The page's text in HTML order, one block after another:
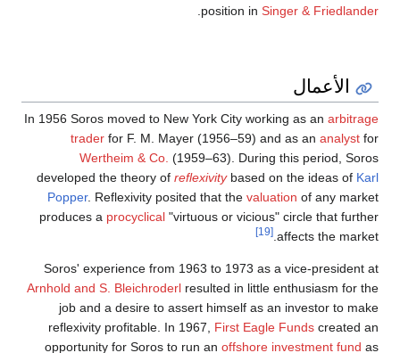
position in Singer & Friedlander
.
الأعمال
In 1956 Soros moved to New York City working as an arbitrage
trader for F. M. Mayer (1956–59) and as an analyst for
Wertheim & Co. (1959–63). During this period, Soros
developed the theory of reflexivitybased on the ideas of Karl
Popper. Reflexivity posited that the valuation of any market
produces a procyclical "virtuous or vicious" circle that further
affects the market.
[19]
Soros' experience from 1963 to 1973 as a vice-president at
Arnhold and S. Bleichroderl resulted in little enthusiasm for the
job and a desire to assert himself as an investor to make
reflexivity profitable. In 1967, First Eagle Funds created an
opportunity for Soros to run an offshore investment fund as